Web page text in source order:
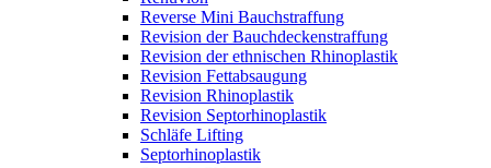
Reverse Mini Bauchstraffung
Revision der Bauchdeckenstraffung
Revision der ethnischen Rhinoplastik
Revision Fettabsaugung
Revision Rhinoplastik
Revision Septorhinoplastik
Schläfe Lifting
Septorhinoplastik